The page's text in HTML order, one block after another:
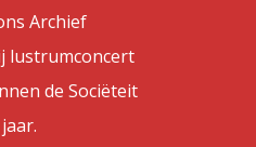
Archief
lustrumconcert
de Sociëteit